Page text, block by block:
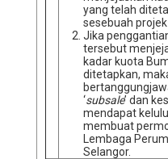
yang telah
sesebuah
Jika
tersebut
kadar kuota
ditetapkan,
‘subsale’ dan
mendapat
membuat
Lembaga
Selangor.